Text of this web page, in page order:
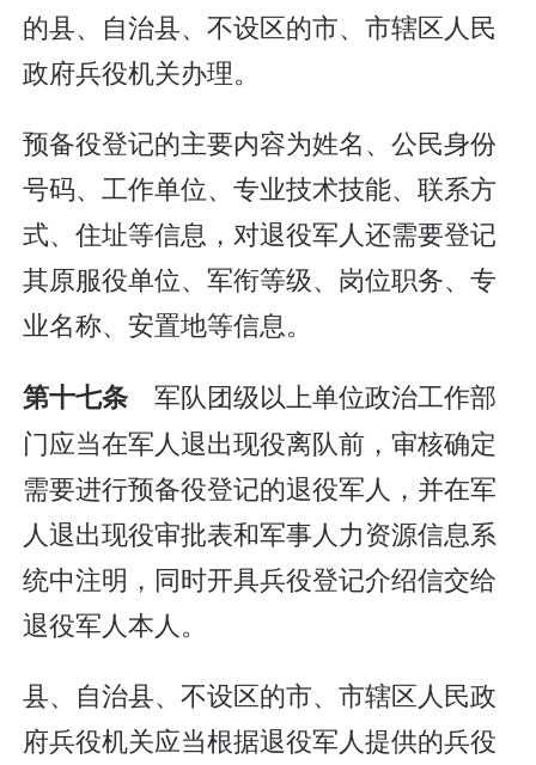
的县、自治县、不设区的市、市辖区人民
政府兵役机关办理。
预备役登记的主要内容为姓名、公民身份
号码、工作单位、专业技术技能、联系方
式、住址等信息，对退役军人还需要登记
其原服役单位、军衔等级、岗位职务、专
业名称、安置地等信息。
第十七条军队团级以上单位政治工作部
门应当在军人退出现役离队前，审核确定
需要进行预备役登记的退役军人，并在军
人退出现役审批表和军事人力资源信息系
统中注明，同时开具兵役登记介绍信交给
退役军人本人。
县、自治县、不设区的市、市辖区人民政
府兵役机关应当根据退役军人提供的兵役